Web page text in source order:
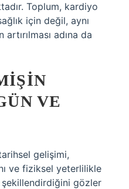
Toplum, kardiyo
için değil, aynı
adına da
VE
gelişimi,
ve fiziksel yeterlilikle
gözler